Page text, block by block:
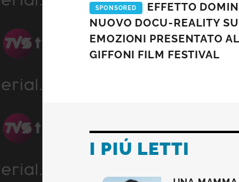
SPONSORED
EFFETTO
NUOVO DOCU-REALITY
EMOZIONI PRESENTATO AL
GIFFONI FILM FESTIVAL
I PIÚ LETTI